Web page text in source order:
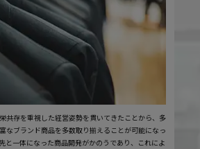
共存を重視した経営姿勢を貫いてきたことから、多
なブランド商品を多数取り揃えることが可能になっ
と一体になった商品開発がかのうであり、これによ